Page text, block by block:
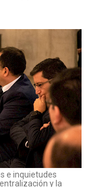
e inquietudes
y la